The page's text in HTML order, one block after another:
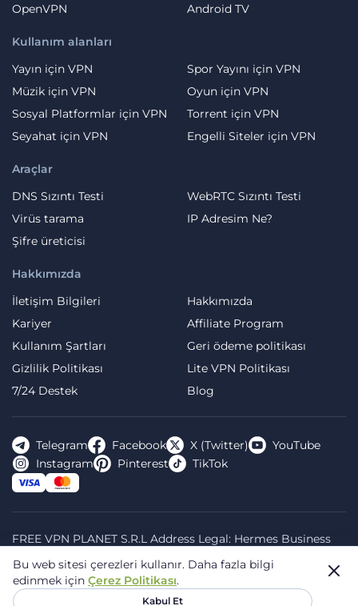
OpenVPN
Android TV
Kullanım alanları
Yayın için VPN
Spor Yayını için VPN
Müzik için VPN
Oyun için VPN
Sosyal Platformlar için VPN
Torrent için VPN
Seyahat için VPN
Engelli Siteler için VPN
Hakkımızda
İletişim Bilgileri
Hakkımızda
Kariyer
Affiliate Program
Kullanım Şartları
Geri ödeme politikası
Gizlilik Politikası
Lite VPN Politikası
7/24 Destek
Blog
Araçlar
DNS Sızıntı Testi
WebRTC Sızıntı Testi
Virüs tarama
IP Adresim Ne?
Şifre üreticisi
Telegram Facebook X (Twitter)
YouTube
Instagram
Pinterest TikTok
FREE VPN PLANET S.R.L Address Legal: Hermes Business
Bucharest, Romania, 020335. Reg.N, 44667783
© 2026 Planet VPN. All rights reserved.
Bu web sitesi çerezleri kullanır. Daha fazla bilgi
edinmek için Çerez Politikası.
Kabul Et